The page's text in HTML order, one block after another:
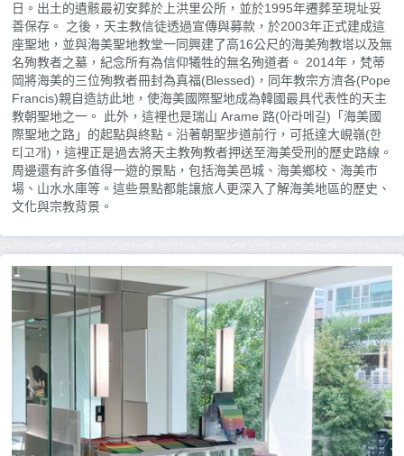
日。出土的遺骸最初安葬於上洪里公所，並於1995年遷葬至現址妥
善保存。 之後，天主教信徒透過宣傳與募款，於2003年正式建成這
座聖地，並與海美聖地教堂一同興建了高16公尺的海美殉教塔以及無
名殉教者之墓，紀念所有為信仰犧牲的無名殉道者。 2014年，梵蒂
岡將海美的三位殉教者冊封為真福(Blessed)，同年教宗方濟各(Pope
Francis)親自造訪此地，使海美國際聖地成為韓國最具代表性的天主
教朝聖地之一。 此外，這裡也是瑞山 Arame 路(아라메길)「海美國
際聖地之路」的起點與終點。沿著朝聖步道前行，可抵達大峴嶺(한
티고개)，這裡正是過去將天主教殉教者押送至海美受刑的歷史路線。
周邊還有許多值得一遊的景點，包括海美邑城、海美鄉校、海美市
場、山水水庫等。這些景點都能讓旅人更深入了解海美地區的歷史、
文化與宗教背景。